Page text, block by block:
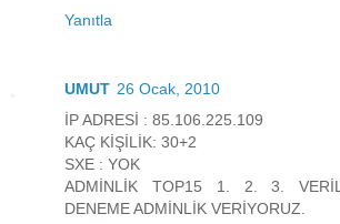
Yanıtla
UMUT 26 Ocak, 2010
İP ADRESİ : 85.106.225.109
KAÇ KİŞİLİK: 30+2
SXE : YOK
ADMİNLİK TOP15 1. 2. 3.
DENEME ADMİNLİK VERİYORUZ.